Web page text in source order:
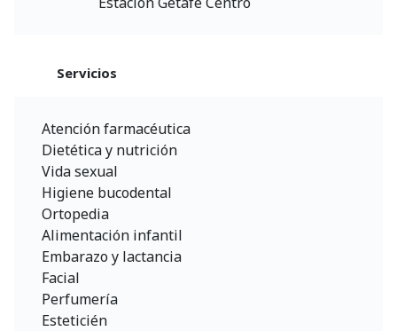
Servicios
Atención farmacéutica
Dietética y nutrición
Vida sexual
Higiene bucodental
Ortopedia
Alimentación infantil
Embarazo y lactancia
Facial
Perfumería
Esteticién